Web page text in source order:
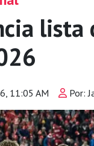
lista
11:05 AM Por: